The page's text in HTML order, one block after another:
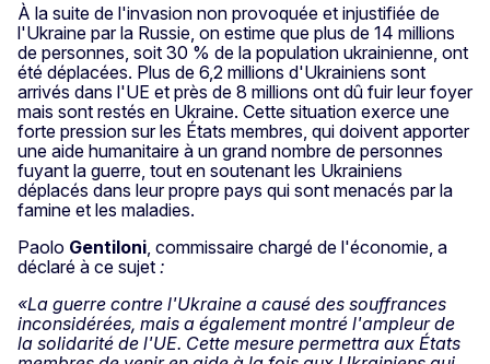
À la suite de l'invasion non provoquée et injustifiée de
l'Ukraine par la Russie, on estime que plus de 14 millions
de personnes, soit 30 % de la population ukrainienne, ont
été déplacées. Plus de 6,2 millions d'Ukrainiens sont
arrivés dans l'UE et près de 8 millions ont dû fuir leur foyer
mais sont restés en Ukraine. Cette situation exerce une
forte pression sur les États membres, qui doivent apporter
une aide humanitaire à un grand nombre de personnes
fuyant la guerre, tout en soutenant les Ukrainiens
déplacés dans leur propre pays qui sont menacés par la
famine et les maladies.
Paolo Gentiloni , commissaire chargé de l'économie, a
déclaré à ce sujet :
«La guerre contre l'Ukraine a causé des souffrances
inconsidérées, mais a également montré l'ampleur de
la solidarité de l'UE. Cette mesure permettra aux États